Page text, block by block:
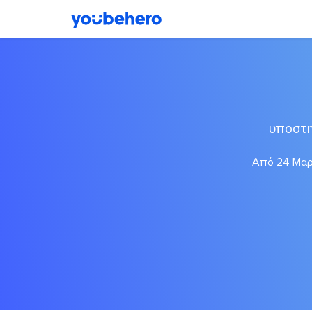
Από 24